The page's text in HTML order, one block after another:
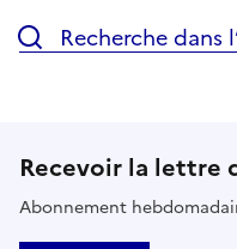
Recherche dans
Recevoir la lettre
Abonnement